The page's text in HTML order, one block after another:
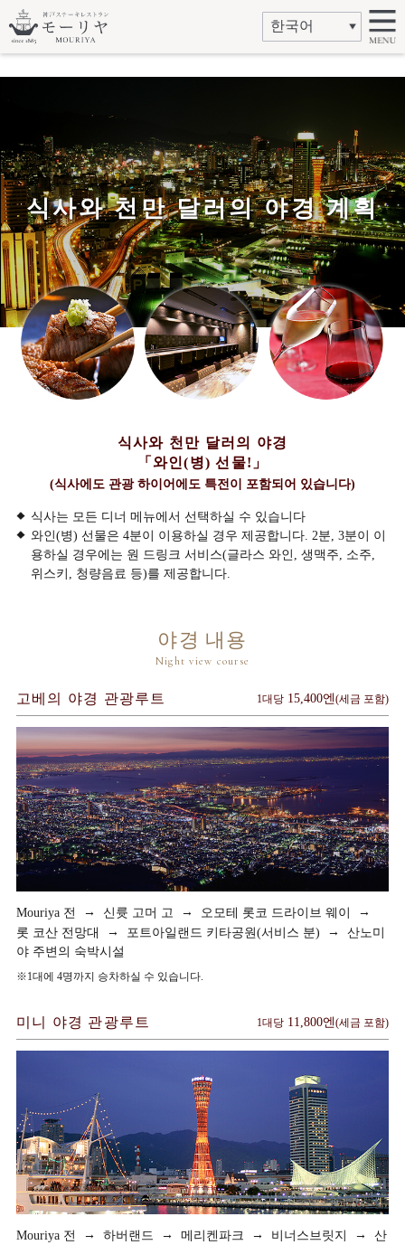
식사와 천만 달러의 야경 계획
식사와 천만 달러의 야경
「와인(병) 선물!」
(식사에도 관광 하이어에도 특전이 포함되어 있습니다)
식사는 모든 디너 메뉴에서 선택하실 수 있습니다
와인(병) 선물은 4분이 이용하실 경우 제공합니다. 2분, 3분이 이
용하실 경우에는 원 드링크 서비스(글라스 와인, 생맥주, 소주,
위스키, 청량음료 등)를 제공합니다.
야경 내용
Night view course
고베의 야경 관광루트 1대당 15,400엔(세금 포함)
Mouriya 전 → 신륫 고머 고 → 오모테 롯코 드라이브 웨이
→
롯 코산 전망대
→ 포트아일랜드 키타공원(서비스 분) →
산노미
야 주변의 숙박시설
※1대에 4명까지 승차하실 수 있습니다.
미니 야경 관광루트 1대당 11,800엔(세금 포함)
Mouriya 전 → 하버랜드 → 메리켄파크 → 비너스브릿지 →
산